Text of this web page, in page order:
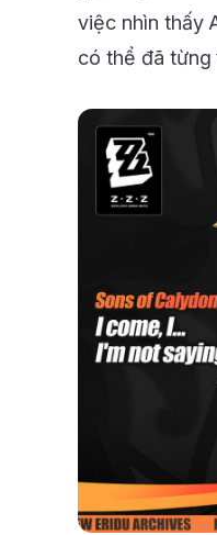
việc nhìn thấy
có thể đã từng